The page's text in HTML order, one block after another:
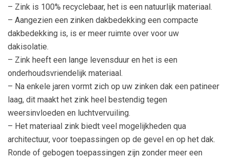
– Zink is 100% recyclebaar, het is een natuurlijk materiaal.
– Aangezien een zinken dakbedekking een compacte
dakbedekking is, is er meer ruimte over voor uw
dakisolatie.
– Zink heeft een lange levensduur en het is een
onderhoudsvriendelijk materiaal.
– Na enkele jaren vormt zich op uw zinken dak een patineer
laag, dit maakt het zink heel bestendig tegen
weersinvloeden en luchtvervuiling.
– Het materiaal zink biedt veel mogelijkheden qua
architectuur, voor toepassingen op de gevel en op het dak.
Ronde of gebogen toepassingen zijn zonder meer een